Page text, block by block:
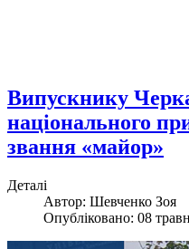
Випускнику
національного
звання «майор»
Деталі
Автор: Шевченко Зоя
Опубліковано: 08